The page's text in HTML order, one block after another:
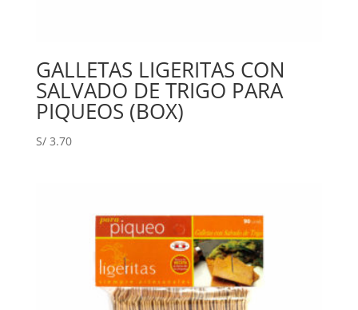
GALLETAS LIGERITAS CON
SALVADO DE TRIGO PARA
PIQUEOS (BOX)
S/3.70